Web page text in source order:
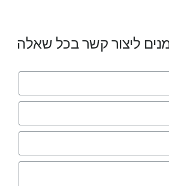
ליצור קשר בכל שאלה